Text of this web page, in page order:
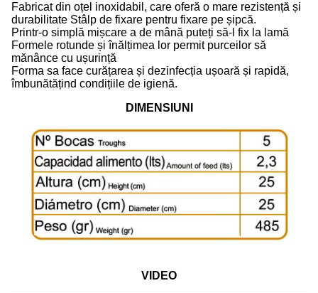
Fabricat din oțel inoxidabil, care oferă o mare rezistență și
durabilitate Stâlp de fixare pentru fixare pe șipcă.
Printr-o simplă mișcare a de mână puteți să-l fix la lamă
Formele rotunde și înălțimea lor permit purceilor să
mănânce cu ușurință
Forma sa face curățarea și dezinfecția ușoară și rapidă,
îmbunătățind condițiile de igienă.
DIMENSIUNI
VIDEO